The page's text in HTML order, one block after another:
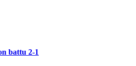
battu 2-1